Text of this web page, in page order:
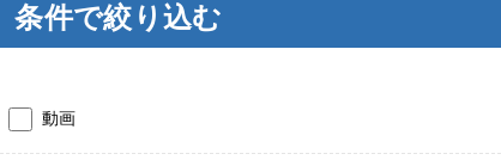
条件で絞り込む
動画